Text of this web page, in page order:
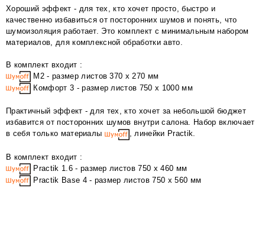
Хороший эффект - для тех, кто хочет просто, быстро и
качественно избавиться от посторонних шумов и понять, что
шумоизоляция работает. Это комплект с минимальным набором
материалов, для комплексной обработки авто.
В комплект входит :
М2 - размер листов 370 х 270 мм
Комфорт 3 - размер листов 750 х 1000 мм
Практичный эффект - для тех, кто хочет за небольшой бюджет
избавится от посторонних шумов внутри салона. Набор включает
в себя только материалы
, линейки Practik.
В комплект входит :
Practik 1.6 - размер листов 750 х 460 мм
Practik Base 4 - размер листов 750 х 560 мм